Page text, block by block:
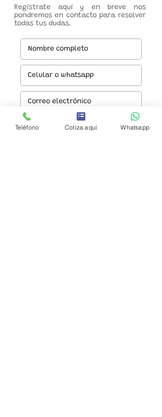
Regístrate aquí y en breve nos
pondremos en contacto para resolver
todas tus dudas.
Teléfono Cotiza aquí Whatsapp